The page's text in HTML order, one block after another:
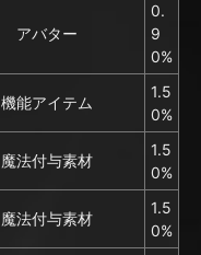
アバター
0.
9
0%
機能アイテム
1.5
0%
魔法付与素材
1.5
0%
魔法付与素材
1.5
0%